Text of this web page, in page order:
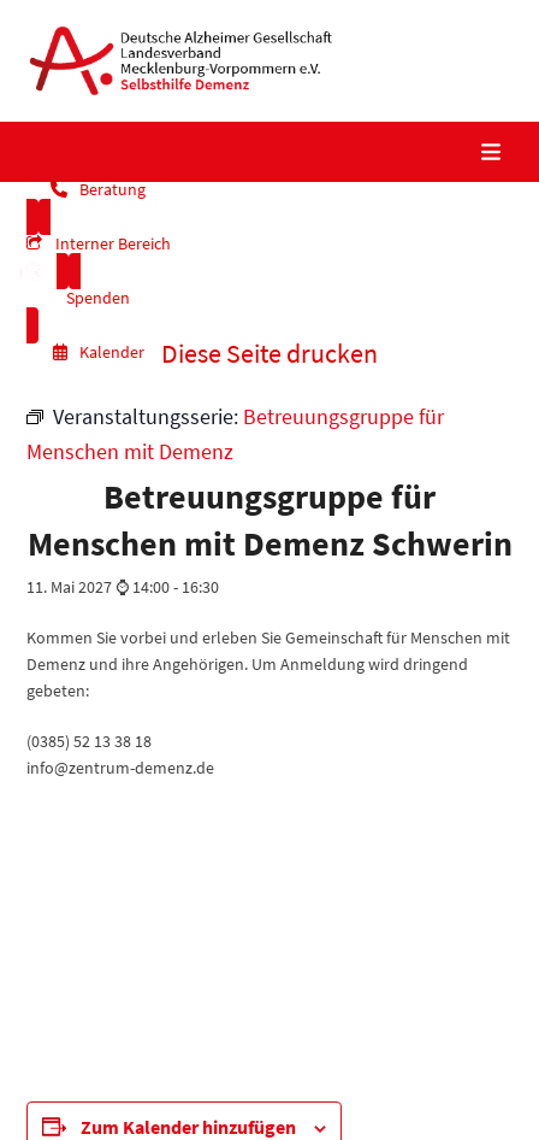
content
Beratung
Interner Bereich
Spenden
Kalender Diese Seite drucken
Veranstaltungsserie: Betreuungsgruppe für
Menschen mit Demenz
Betreuungsgruppe für
Menschen mit Demenz Schwerin
11. Mai 2027 ⌚ 14:00- 16:30
Kommen Sie vorbei und erleben Sie Gemeinschaft für Menschen mit
Demenz und ihre Angehörigen. Um Anmeldung wird dringend
gebeten:
(0385) 52 13 38 18
info@zentrum-demenz.de
Zum Kalender hinzufügen